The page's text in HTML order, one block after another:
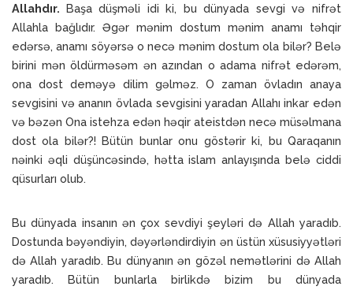
Allahdır. Başa düşməli idi ki, bu dünyada sevgi və nifrət
Allahla bağlıdır. Əgər mənim dostum mənim anamı təhqir
edərsə, anamı söyərsə o necə mənim dostum ola bilər? Belə
birini mən öldürməsəm ən azından o adama nifrət edərəm,
ona dost deməyə dilim gəlməz. O zaman övladın anaya
sevgisini və ananın övlada sevgisini yaradan Allahı inkar edən
və bəzən Ona istehza edən həqir ateistdən necə müsəlmana
dost ola bilər?! Bütün bunlar onu göstərir ki, bu Qaraqanın
nəinki əqli düşüncəsində, hətta islam anlayışında belə ciddi
qüsurları olub.
Bu dünyada insanın ən çox sevdiyi şeyləri də Allah yaradıb.
Dostunda bəyəndiyin, dəyərləndirdiyin ən üstün xüsusiyyətləri
də Allah yaradıb. Bu dünyanın ən gözəl nemətlərini də Allah
yaradıb. Bütün bunlarla birlikdə bizim bu dünyada